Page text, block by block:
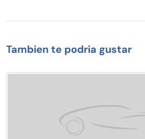
Tambien te podria gustar